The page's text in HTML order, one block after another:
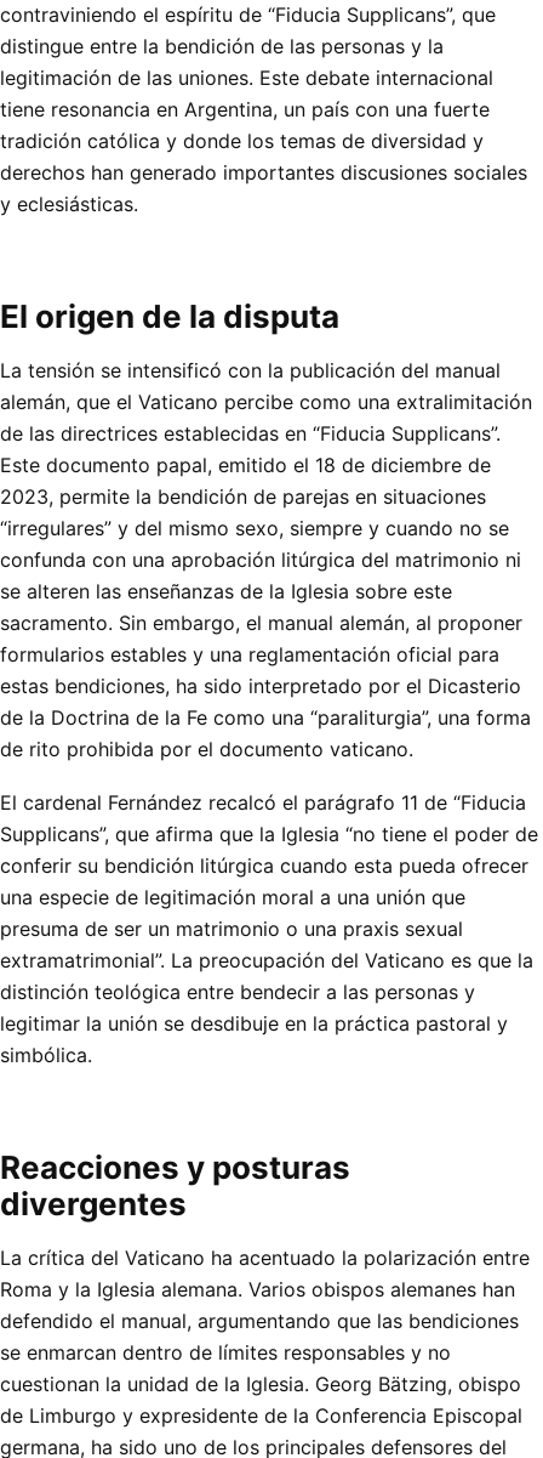
contraviniendo el espíritu de “Fiducia Supplicans”, que
distingue entre la bendición de las personas y la
legitimación de las uniones. Este debate internacional
tiene resonancia en Argentina, un país con una fuerte
tradición católica y donde los temas de diversidad y
derechos han generado importantes discusiones sociales
y eclesiásticas.
El origen de la disputa
La tensión se intensificó con la publicación del manual
alemán, que el Vaticano percibe como una extralimitación
de las directrices establecidas en “Fiducia Supplicans”.
Este documento papal, emitido el 18 de diciembre de
2023, permite la bendición de parejas en situaciones
“irregulares” y del mismo sexo, siempre y cuando no se
confunda con una aprobación litúrgica del matrimonio ni
se alteren las enseñanzas de la Iglesia sobre este
sacramento. Sin embargo, el manual alemán, al proponer
formularios estables y una reglamentación oficial para
estas bendiciones, ha sido interpretado por el Dicasterio
de la Doctrina de la Fe como una “paraliturgia”, una forma
de rito prohibida por el documento vaticano.
El cardenal Fernández recalcó el parágrafo 11 de “Fiducia
Supplicans”, que afirma que la Iglesia “no tiene el poder de
conferir su bendición litúrgica cuando esta pueda ofrecer
una especie de legitimación moral a una unión que
presuma de ser un matrimonio o una praxis sexual
extramatrimonial”. La preocupación del Vaticano es que la
distinción teológica entre bendecir a las personas y
legitimar la unión se desdibuje en la práctica pastoral y
simbólica.
Reacciones y posturas
divergentes
La crítica del Vaticano ha acentuado la polarización entre
Roma y la Iglesia alemana. Varios obispos alemanes han
defendido el manual, argumentando que las bendiciones
se enmarcan dentro de límites responsables y no
cuestionan la unidad de la Iglesia. Georg Bätzing, obispo
de Limburgo y expresidente de la Conferencia Episcopal
germana, ha sido uno de los principales defensores del